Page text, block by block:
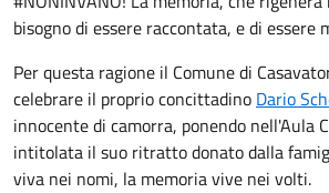
bisogno di essere raccontata, e di essere
Per questa ragione il Comune di
celebrare il proprio concittadino Dario
innocente di camorra, ponendo nell'Aula
intitolata il suo ritratto donato dalla
viva nei nomi, la memoria vive nei volti.